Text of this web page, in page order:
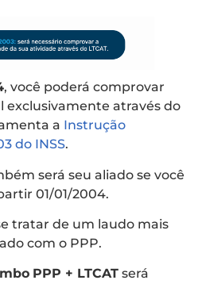
, você poderá comprovar
exclusivamente através do
a Instrução
do INSS.
será seu aliado se você
01/01/2004.
tratar de um laudo mais
com o PPP.
PPP + LTCAT será